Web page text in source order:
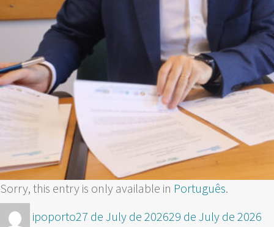
Sorry, this entry is only available in Português.
Author
ipoportoPosted
27 de July de 202629 de July de 2026